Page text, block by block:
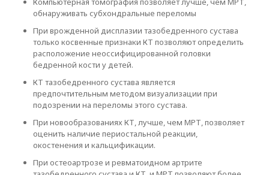
обнаруживать субхондральные переломы
При врожденной дисплазии тазобедренного сустава
только косвенные признаки КТ позволяют определить
расположение неоссифицированной головки
бедренной кости у детей.
КТ тазобедренного сустава является
предпочтительным методом визуализации при
подозрении на переломы этого сустава.
При новообразованиях КТ, лучше, чем МРТ, позволяет
оценить наличие периостальной реакции,
окостенения и кальцификации.
При остеоартрозе и ревматоидном артрите